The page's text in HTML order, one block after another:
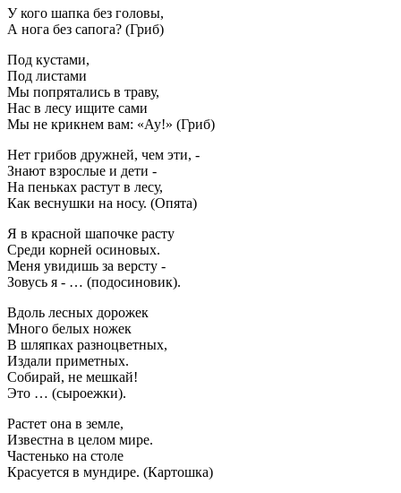
У кого шапка без головы,
А нога без сапога? (Гриб)
Под кустами,
Под листами
Мы попрятались в траву,
Нас в лесу ищите сами
Мы не крикнем вам: «Ау!» (Гриб)
Нет грибов дружней, чем эти, -
Знают взрослые и дети -
На пеньках растут в лесу,
Как веснушки на носу. (Опята)
Я в красной шапочке расту
Среди корней осиновых.
Меня увидишь за версту -
Зовусь я - … (подосиновик).
Вдоль лесных дорожек
Много белых ножек
В шляпках разноцветных,
Издали приметных.
Собирай, не мешкай!
Это … (сыроежки).
Растет она в земле,
Известна в целом мире.
Частенько на столе
Красуется в мундире. (Картошка)